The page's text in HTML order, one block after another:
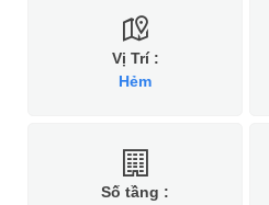
Vị Trí :
Hẻm
Số tầng :